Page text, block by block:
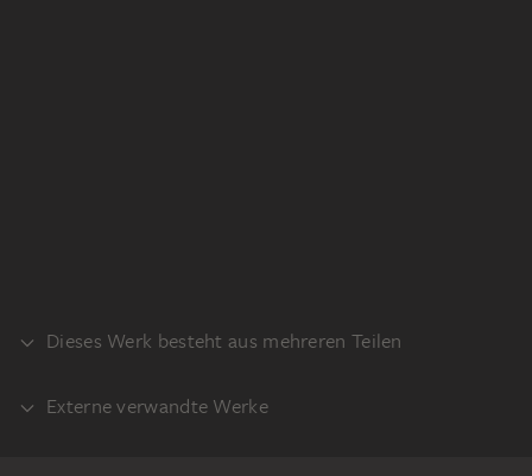
Dieses Werk besteht aus mehreren Teilen
VERSO
Externe verwandte Werke